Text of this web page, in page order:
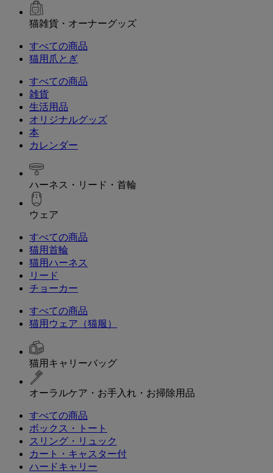
猫雑貨・オーナーグッズ
すべての商品
猫用爪とぎ
すべての商品
雑貨
生活用品
オリジナルグッズ
本
カレンダー
ハーネス・リード・首輪
ウェア
すべての商品
猫用首輪
猫用ハーネス
リード
チョーカー
すべての商品
猫用ウェア（猫服）
猫用キャリーバッグ
オーラルケア・お手入れ・お掃除用品
すべての商品
ボックス・トート
スリング・リュック
カート・キャスター付
ハードキャリー